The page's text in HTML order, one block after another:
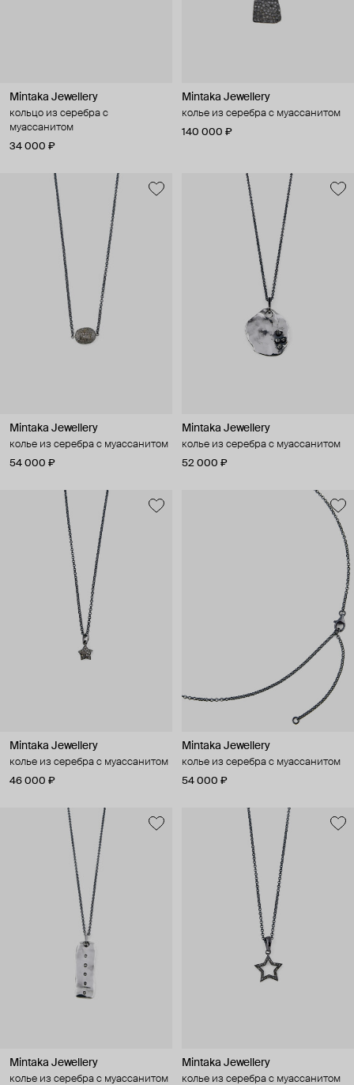
Mintaka Jewellery
кольцо из серебра с
муассанитом
34 000 ₽
Mintaka Jewellery
колье из серебра с муассанитом
140 000 ₽
Mintaka Jewellery
колье из серебра с муассанитом
54 000 ₽
Mintaka Jewellery
колье из серебра с муассанитом
52 000 ₽
Mintaka Jewellery
колье из серебра с муассанитом
46 000 ₽
Mintaka Jewellery
колье из серебра с муассанитом
54 000 ₽
Mintaka Jewellery
колье из серебра с муассанитом
Mintaka Jewellery
колье из серебра с муассанитом